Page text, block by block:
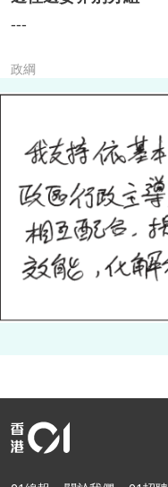
---
政綱